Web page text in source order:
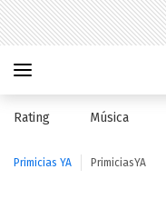
Rating Música
Primicias YA PrimiciasYA